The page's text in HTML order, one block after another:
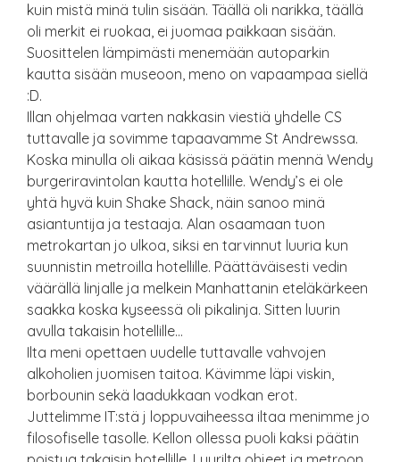
kuin mistä minä tulin sisään. Täällä oli narikka, täällä
oli merkit ei ruokaa, ei juomaa paikkaan sisään.
Suosittelen lämpimästi menemään autoparkin
kautta sisään museoon, meno on vapaampaa siellä
:D.
Illan ohjelmaa varten nakkasin viestiä yhdelle CS
tuttavalle ja sovimme tapaavamme St Andrewssa.
Koska minulla oli aikaa käsissä päätin mennä Wendy
burgeriravintolan kautta hotellille. Wendy’s ei ole
yhtä hyvä kuin Shake Shack, näin sanoo minä
asiantuntija ja testaaja. Alan osaamaan tuon
metrokartan jo ulkoa, siksi en tarvinnut luuria kun
suunnistin metroilla hotellille. Päättäväisesti vedin
väärällä linjalle ja melkein Manhattanin eteläkärkeen
saakka koska kyseessä oli pikalinja. Sitten luurin
avulla takaisin hotellille…
Ilta meni opettaen uudelle tuttavalle vahvojen
alkoholien juomisen taitoa. Kävimme läpi viskin,
borbounin sekä laadukkaan vodkan erot.
Juttelimme IT:stä j loppuvaiheessa iltaa menimme jo
filosofiselle tasolle. Kellon ollessa puoli kaksi päätin